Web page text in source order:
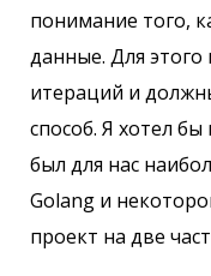
понимание того,
данные. Для
итераций и
способ. Я хотел
был для нас
Golang и
проект на две